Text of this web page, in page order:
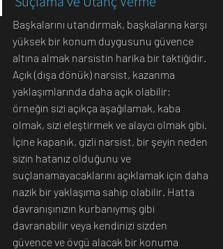
Başkalarını utandırmak, başkalarına karşı
yüksek bir konum duygusunu güvence
altına almak narsistin harika bir taktiğidir.
Açık (dışa dönük) narsist, kazanma
yaklaşımlarında daha açık olabilir;
örneğin sizi açıkça aşağılamak, kaba
olmak, sizi eleştirmek ve alaycı olmak gibi.
İçine kapanık, gizli narsist, bir şeyin neden
sizin hatanız olduğunu ve
suçlanamayacaklarını açıklamak için daha
nazik bir yaklaşıma sahip olabilir. Hatta
davranışınızın kurbanıymış gibi
davranabilir veya kendinizi sizden
güvence ve övgü alacak bir konuma